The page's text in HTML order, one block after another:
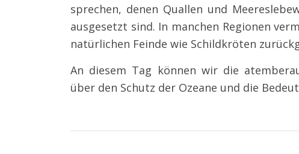
sprechen, denen Quallen und
ausgesetzt sind. In manchen Regionen
natürlichen Feinde wie Schildkröten
An diesem Tag können wir die
über den Schutz der Ozeane und die